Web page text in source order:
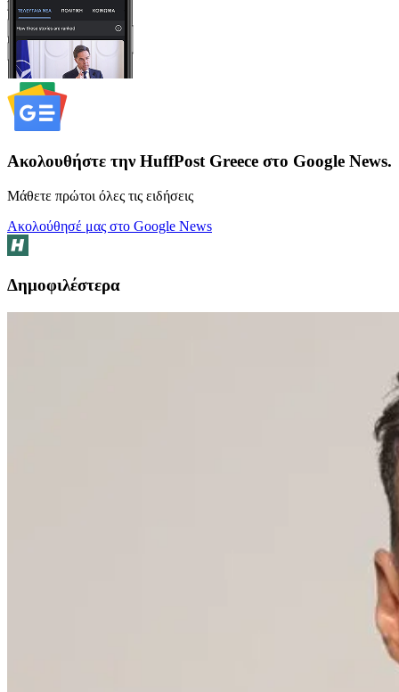
Ακολουθήστε την HuffPost Greece στο Google News.
Μάθετε πρώτοι όλες τις ειδήσεις
Ακολούθησέ μας στο Google News
Δημοφιλέστερα